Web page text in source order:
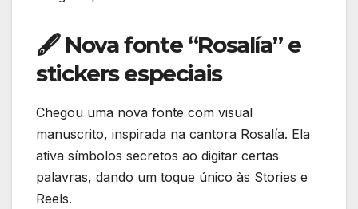
🖋 Nova fonte “Rosalía” e
stickers especiais
Chegou uma nova fonte com visual
manuscrito, inspirada na cantora Rosalía. Ela
ativa símbolos secretos ao digitar certas
palavras, dando um toque único às Stories e
Reels.